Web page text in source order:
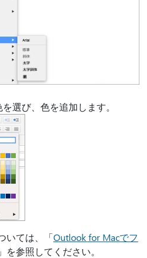
選び、色を追加します。
いては、「Outlook for Macでフ
」を参照してください。